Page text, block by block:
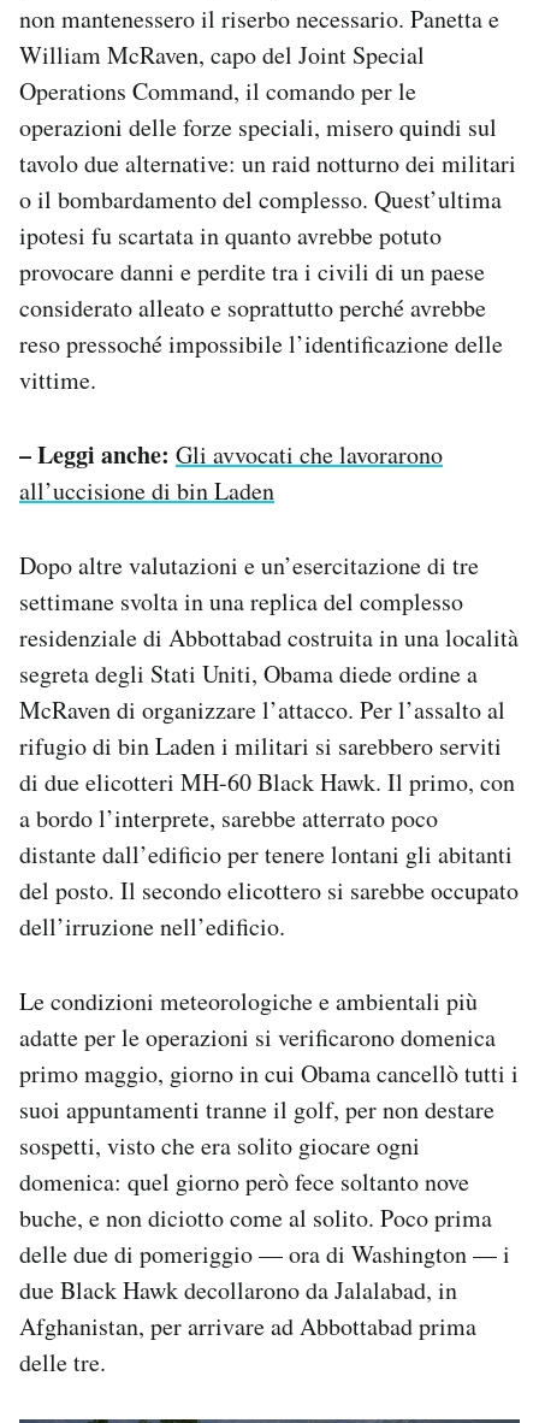
non mantenessero il riserbo necessario. Panetta e
William McRaven, capo del Joint Special
Operations Command, il comando per le
operazioni delle forze speciali, misero quindi sul
tavolo due alternative: un raid notturno dei militari
o il bombardamento del complesso. Quest’ultima
ipotesi fu scartata in quanto avrebbe potuto
provocare danni e perdite tra i civili di un paese
considerato alleato e soprattutto perché avrebbe
reso pressoché impossibile l’identificazione delle
vittime.
– Leggi anche: Gli avvocati che lavorarono
all’uccisione di bin Laden
Dopo altre valutazioni e un’esercitazione di tre
settimane svolta in una replica del complesso
residenziale di Abbottabad costruita in una località
segreta degli Stati Uniti, Obama diede ordine a
McRaven di organizzare l’attacco. Per l’assalto al
rifugio di bin Laden i militari si sarebbero serviti
di due elicotteri MH-60 Black Hawk. Il primo, con
a bordo l’interprete, sarebbe atterrato poco
distante dall’edificio per tenere lontani gli abitanti
del posto. Il secondo elicottero si sarebbe occupato
dell’irruzione nell’edificio.
Le condizioni meteorologiche e ambientali più
adatte per le operazioni si verificarono domenica
primo maggio, giorno in cui Obama cancellò tutti i
suoi appuntamenti tranne il golf, per non destare
sospetti, visto che era solito giocare ogni
domenica: quel giorno però fece soltanto nove
buche, e non diciotto come al solito. Poco prima
delle due di pomeriggio — ora di Washington — i
due Black Hawk decollarono da Jalalabad, in
Afghanistan, per arrivare ad Abbottabad prima
delle tre.